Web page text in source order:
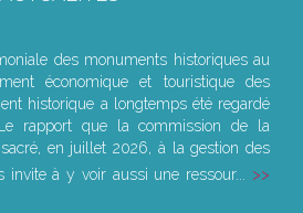
des monuments historiques au
économique et touristique des
historique a longtemps été regardé
rapport que la commission de la
en juillet 2026, à la gestion des
invite à y voir aussi une ressour...